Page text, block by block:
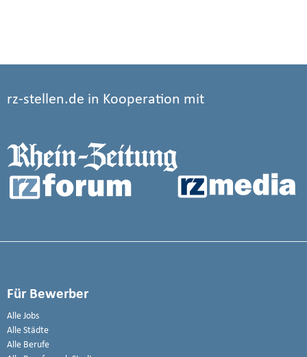
rz-stellen.de in Kooperation mit
Für Bewerber
Alle Jobs
Alle Städte
Alle Berufe